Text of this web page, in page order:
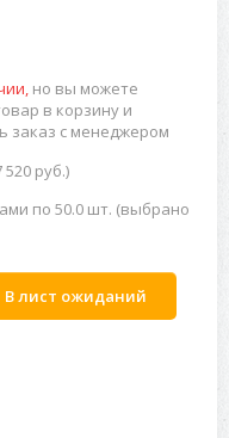
но вы можете
в корзину и
заказ с менеджером
руб.)
по 50.0 шт. (выбрано
В лист ожиданий